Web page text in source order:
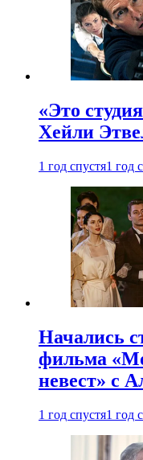
«Это
Хейли
1 год спустя1 год
Начались
фильма
невест» с
1 год спустя1 год